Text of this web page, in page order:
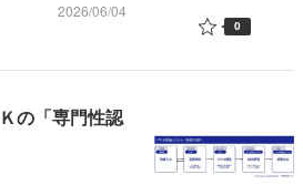
2026/06/04
0
の「専門性認